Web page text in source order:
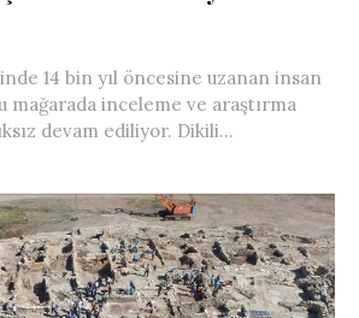
14 bin yıl öncesine uzanan insan
mağarada inceleme ve araştırma
devam ediliyor. Dikili...